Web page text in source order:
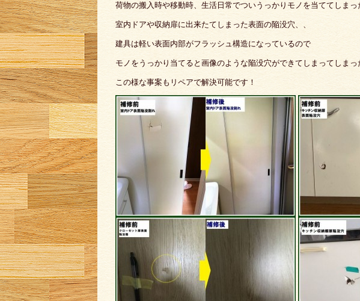
荷物の搬入時や移動時、生活日常でついうっかりモノを当ててしまっ
室内ドアや収納扉に出来たてしまった表面の陥没穴、、
建具は軽い表面内部がフラッシュ構造になっているので
モノをうっかり当てると画像のような陥没穴ができてしまってしまっ
この様な事案もリペアで解決可能です！